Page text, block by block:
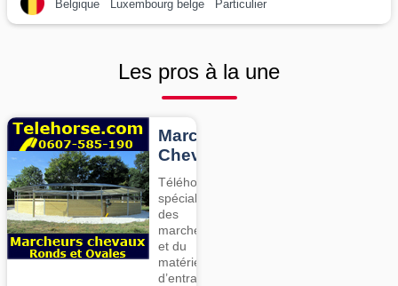
Belgique Luxembourg belge Particulier
Les pros à la une
Marcheurs
Chevaux
Téléhorse,
spécialiste
des
marcheurs
et du
matériel
d’entrainement